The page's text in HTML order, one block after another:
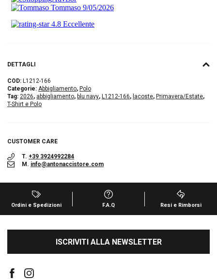
DETTAGLI
COD: L1212-166
Categorie: Abbigliamento, Polo
Tag: 2026, abbigliamento, blu navy, L1212-166, lacoste, Primavera/Estate,
T-Shirt e Polo
CUSTOMER CARE
T. +39 3924992284
M. info@antonaccistore.com
Ordini e Spedizioni F.A.Q Resi e Rimborsi
ISCRIVITI ALLA NEWSLETTER